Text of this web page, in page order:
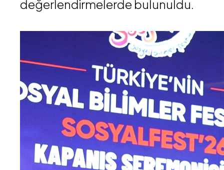
değerlendirmelerde bulunuldu.